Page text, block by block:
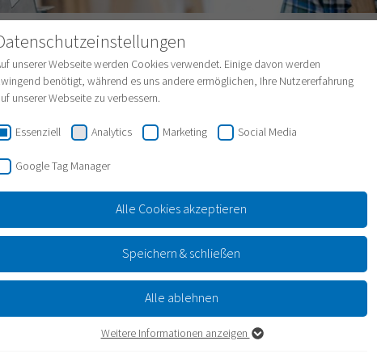
Assistent
Gebärdensprache Leichte Sprache
unserer Webseite werden Cookies verwendet. Einige davon werden
benötigt, während es uns andere ermöglichen, Ihre Nutzererfahrung
unserer Webseite zu verbessern.
Essenziell Analytics Marketing Social Media
Google Tag Manager
Alle Cookies akzeptieren
Speichern & schließen
Alle ablehnen
Weitere Informationen anzeigen